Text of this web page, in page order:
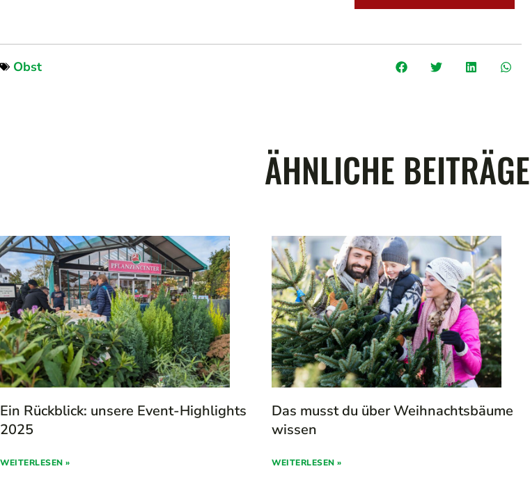
Obst
ÄHNLICHE BEITRÄGE
Ein Rückblick: unsere Event-Highlights
2025
WEITERLESEN »
Das musst du über Weihnachtsbäume
wissen
WEITERLESEN »